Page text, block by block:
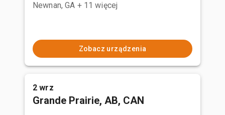
Newnan, GA + 11 więcej
Zobacz urządzenia
2 wrz
Grande Prairie, AB, CAN